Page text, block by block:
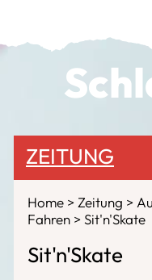
ZEITUNG
Home Zeitung
Fahren
Sit'n'Skate
Sit'n'Skate